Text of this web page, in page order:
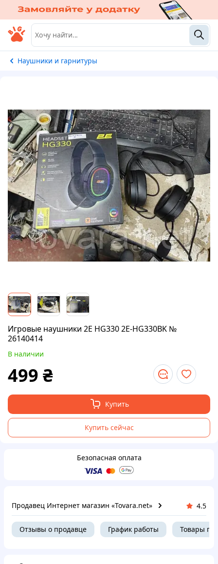
Наушники и гарнитуры
Игровые наушники 2E HG330 2E-HG330BK №
26140414
В наличии
499 ₴
Купить
Купить сейчас
Безопасная оплата
Продавец Интернет магазин «Tovara.net» 4.5
Отзывы о продавце График работы Товары